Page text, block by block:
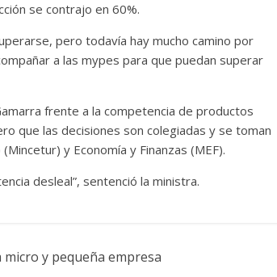
se contrajo en 60%.
pero todavía hay mucho camino por
a las mypes para que puedan superar
frente a la competencia de productos
que las decisiones son colegiadas y se toman
y Economía y Finanzas (MEF).
desleal”, sentenció la ministra.
y pequeña empresa